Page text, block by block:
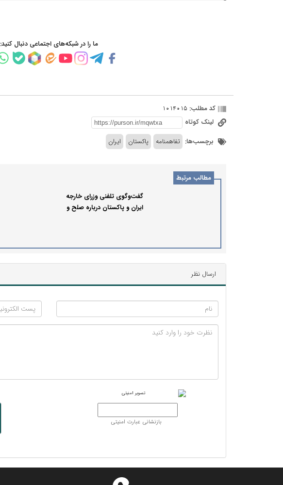
ما را در شبکه‌های اجتماعی دنبال کنید:
کد مطلب: 1014015
لینک کوتاه
برچسب‌ها: تفاهمنامه پاکستان ایران
مطالب مرتبط
گفت‌وگوی تلفنی وزرای خارجه
ایران و پاکستان درباره صلح و
ارسال نظر
بازنشانی عبارت امنیتی